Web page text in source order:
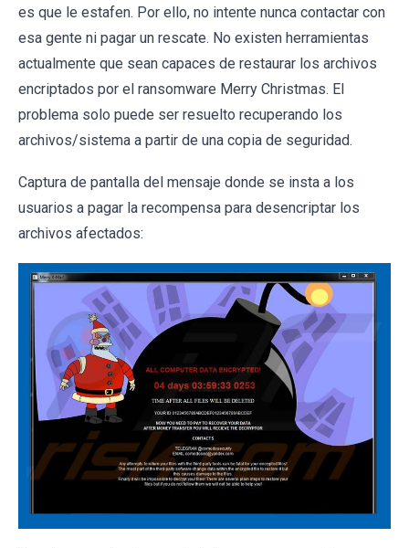
es que le estafen. Por ello, no intente nunca contactar con
esa gente ni pagar un rescate. No existen herramientas
actualmente que sean capaces de restaurar los archivos
encriptados por el ransomware Merry Christmas. El
problema solo puede ser resuelto recuperando los
archivos/sistema a partir de una copia de seguridad.
Captura de pantalla del mensaje donde se insta a los
usuarios a pagar la recompensa para desencriptar los
archivos afectados: